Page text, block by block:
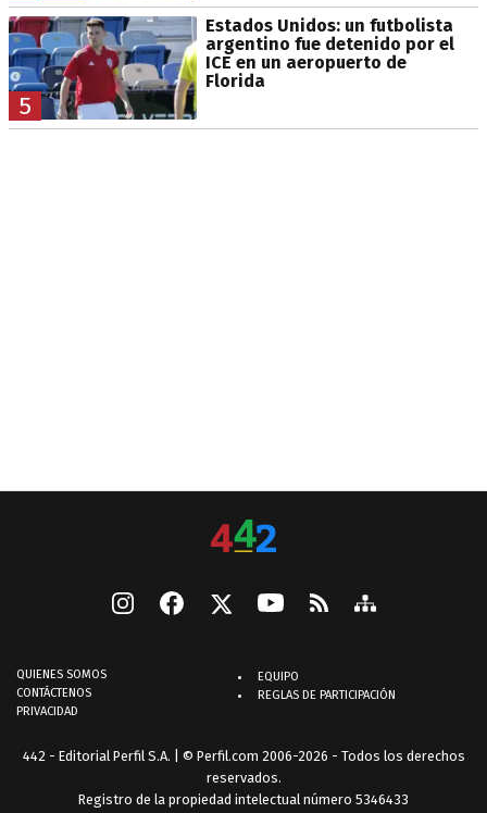
5
Estados Unidos: un futbolista
argentino fue detenido por el
ICE en un aeropuerto de
Florida
QUIENES SOMOS
CONTÁCTENOS
PRIVACIDAD
EQUIPO
REGLAS DE PARTICIPACIÓN
442 - Editorial Perfil S.A. | © Perfil.com 2006-2026 - Todos los derechos
reservados.
Registro de la propiedad intelectual número 5346433